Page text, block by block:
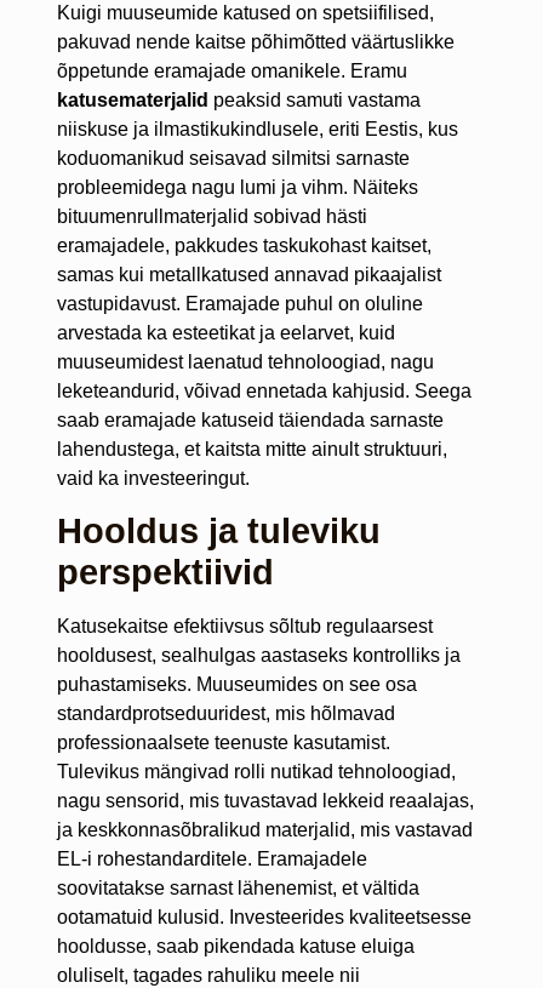
Kuigi muuseumide katused on spetsiifilised,
pakuvad nende kaitse põhimõtted väärtuslikke
õppetunde eramajade omanikele. Eramu
katusematerjalid peaksid samuti vastama
niiskuse ja ilmastikukindlusele, eriti Eestis, kus
koduomanikud seisavad silmitsi sarnaste
probleemidega nagu lumi ja vihm. Näiteks
bituumenrullmaterjalid sobivad hästi
eramajadele, pakkudes taskukohast kaitset,
samas kui metallkatused annavad pikaajalist
vastupidavust. Eramajade puhul on oluline
arvestada ka esteetikat ja eelarvet, kuid
muuseumidest laenatud tehnoloogiad, nagu
leketeandurid, võivad ennetada kahjusid. Seega
saab eramajade katuseid täiendada sarnaste
lahendustega, et kaitsta mitte ainult struktuuri,
vaid ka investeeringut.
Hooldus ja tuleviku
perspektiivid
Katusekaitse efektiivsus sõltub regulaarsest
hooldusest, sealhulgas aastaseks kontrolliks ja
puhastamiseks. Muuseumides on see osa
standardprotseduuridest, mis hõlmavad
professionaalsete teenuste kasutamist.
Tulevikus mängivad rolli nutikad tehnoloogiad,
nagu sensorid, mis tuvastavad lekkeid reaalajas,
ja keskkonnasõbralikud materjalid, mis vastavad
EL-i rohestandarditele. Eramajadele
soovitatakse sarnast lähenemist, et vältida
ootamatuid kulusid. Investeerides kvaliteetsesse
hooldusse, saab pikendada katuse eluiga
oluliselt, tagades rahuliku meele nii